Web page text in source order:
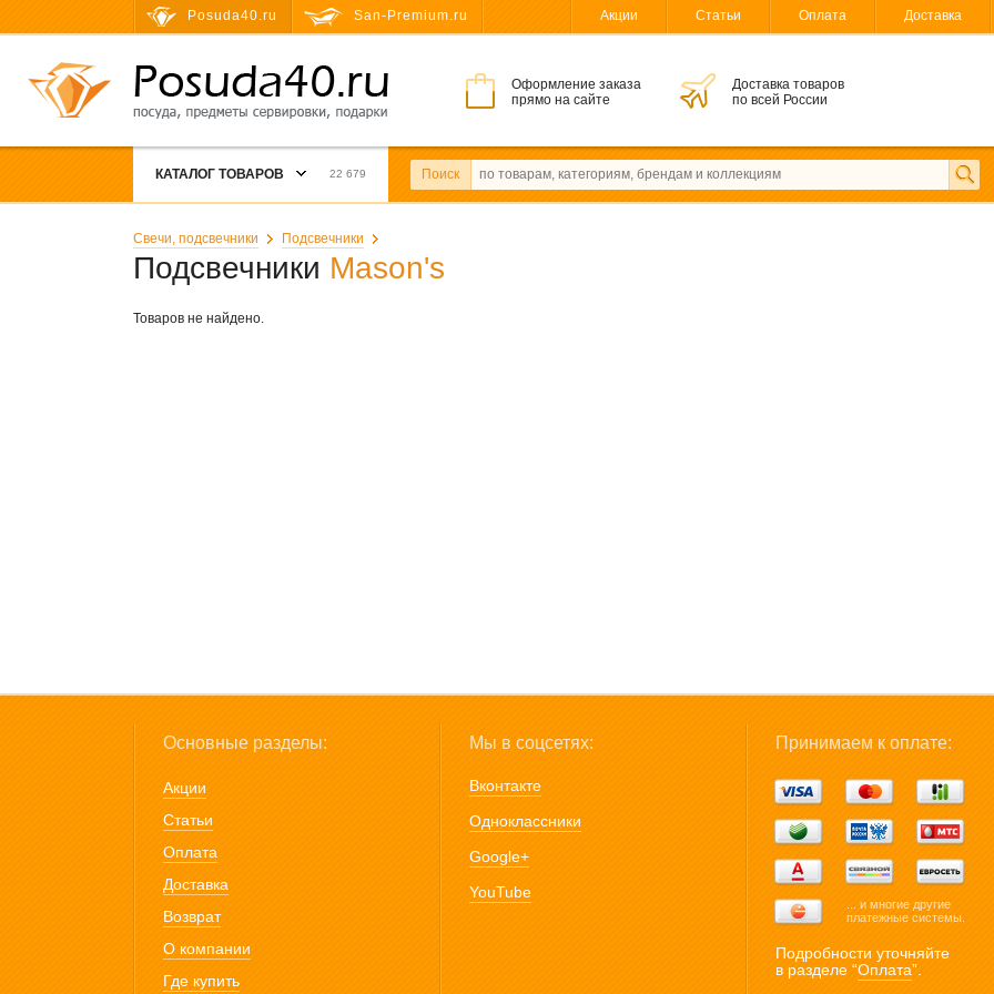
Posuda40.ru San-Premium.ru Акции Статьи Оплата Доставка
Оформление заказа
прямо на сайте
Доставка товаров
по всей России
КАТАЛОГ ТОВАРОВ 22 679 Поиск
Свечи, подсвечники Подсвечники
Подсвечники Mason's
Товаров не найдено.
Основные разделы:
Акции
Статьи
Оплата
Доставка
Возврат
О компании
Где купить
Мы в соцсетях:
Вконтакте
Одноклассники
Google+
YouTube
Принимаем к оплате:
... и многие другие
платежные системы.
Подробности уточняйте
в разделе “Оплата”.